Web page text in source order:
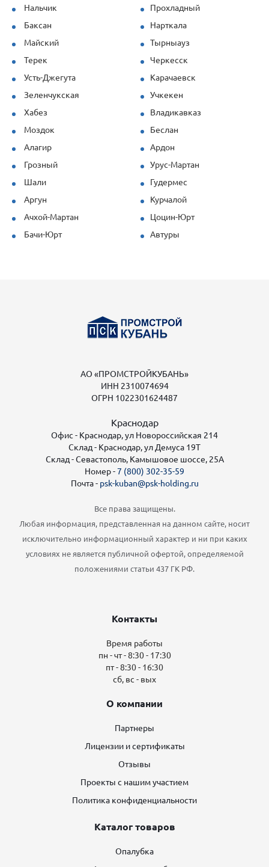
Нальчик
Прохладный
Баксан
Нарткала
Майский
Тырныауз
Терек
Черкесск
Усть-Джегута
Карачаевск
Зеленчукская
Учкекен
Хабез
Владикавказ
Моздок
Беслан
Алагир
Ардон
Грозный
Урус-Мартан
Шали
Гудермес
Аргун
Курчалой
Ачхой-Мартан
Цоцин-Юрт
Бачи-Юрт
Автуры
АО «ПРОМСТРОЙКУБАНЬ»
ИНН 2310074694
ОГРН 1022301624487
Краснодар
Офис - Краснодар, ул Новороссийская 214
Склад - Краснодар, ул Демуса 19Т
Склад - Севастополь, Камышовое шоссе, 25А
Номер -7 (800) 302-35-59
Почта - psk-kuban@psk-holding.ru
Все права защищены.
Любая информация, представленная на данном сайте, носит
исключительно информационный характер и ни при каких
условиях не является публичной офертой, определяемой
положениями статьи 437 ГК РФ.
Контакты
Время работы
пн - чт - 8:30 - 17:30
пт - 8:30 - 16:30
сб, вс - вых
О компании
Партнеры
Лицензии и сертификаты
Отзывы
Проекты с нашим участием
Политика конфиденциальности
Каталог товаров
Опалубка